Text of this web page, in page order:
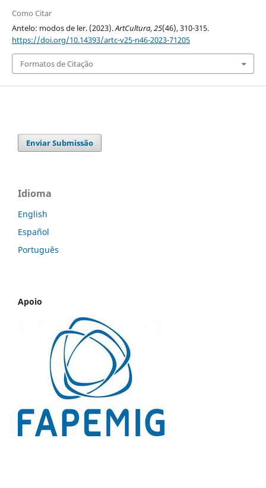
Como Citar
Antelo: modos de ler. (2023).ArtCultura,25(46), 310-315.
https://doi.org/10.14393/artc-v25-n46-2023-71205
Formatos de Citação
Enviar Submissão
Idioma
English
Español
Português
Apoio